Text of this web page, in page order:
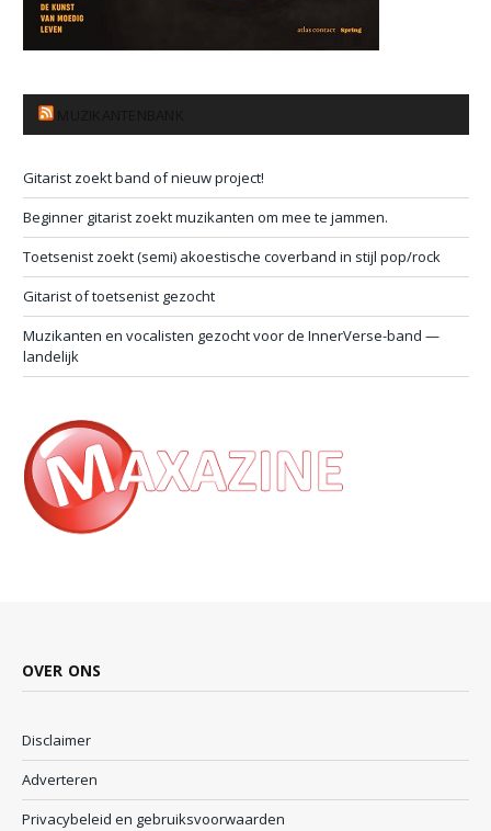
Gitarist zoekt band of nieuw project!
Beginner gitarist zoekt muzikanten om mee te jammen.
Toetsenist zoekt (semi) akoestische coverband in stijl pop/rock
Gitarist of toetsenist gezocht
Muzikanten en vocalisten gezocht voor de InnerVerse-band —
landelijk
OVER ONS
Disclaimer
Adverteren
Privacybeleid en gebruiksvoorwaarden